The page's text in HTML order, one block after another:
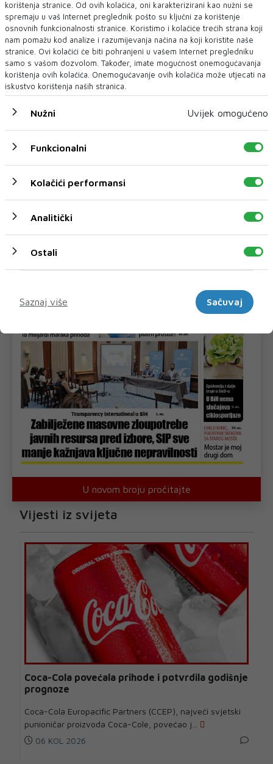
BiH smanjila uvoz električne energije za
gotovo 50 posto, ali stižu nova upozorenja
Iako je BiH za sedam mjeseci ove godine gotovo prepolovila
uvoz električne energije, &sc...
U novom broju pročitajte
Vijesti iz svijeta
Coca-Cola povećala prihode i potvrdila godišnje
prognoze
Coca-Cola Europacific Partners (CCEP), najveći svjetski
punioničar proizvoda Coca-Cole, povećao j...
06 KOL 2026
korištenja stranice. Od ovih kolačića, oni karakterizirani kao nužni se
spremaju u vaš Internet preglednik pošto su ključni za korištenje
osnovnih funkcionalnosti stranice. Koristimo i kolačiće trećih strana koji
nam pomažu kod analize i razumijevanja načina na koji koristite naše
stranice. Ovi kolačići će biti pohranjeni u vašem Internet pregledniku
samo s vašom dozvolom. Također, imate mogućnost onemogućavanja
korištenja ovih kolačića. Onemogućavanje ovih kolačića može utjecati na
iskustvo korištenja naših stranica.
Nužni Uvijek omogućeno
Funkcionalni
Kolačići performansi
Analitički
Ostali
Saznaj više
Sačuvaj